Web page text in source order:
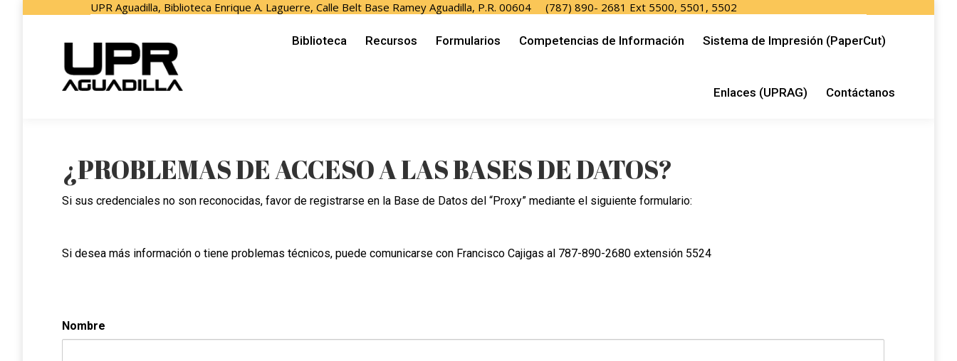
UPR Aguadilla, Biblioteca Enrique A. Laguerre, Calle Belt Base Ramey Aguadilla, P.R. 00604 (787) 890- 2681 Ext 5500, 5501, 5502
Biblioteca Recursos Formularios Competencias de Información Sistema de Impresión (PaperCut)
Enlaces (UPRAG) Contáctanos
¿PROBLEMAS DE ACCESO A LAS BASES DE DATOS?
Si sus credenciales no son reconocidas, favor de registrarse en la Base de Datos del “Proxy” mediante el siguiente formulario:
Si desea más información o tiene problemas técnicos, puede comunicarse con Francisco Cajigas al 787-890-2680 extensión 5524
Nombre